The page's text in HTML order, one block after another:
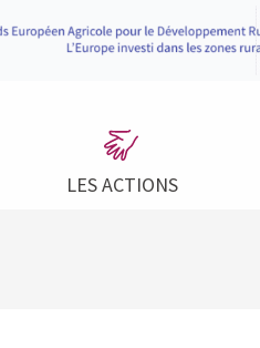
LES ACTIONS